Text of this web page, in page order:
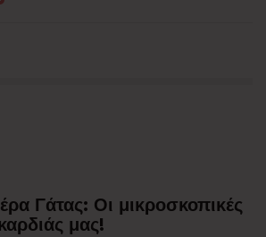
Γάτας: Οι μικροσκοπικές
μας!